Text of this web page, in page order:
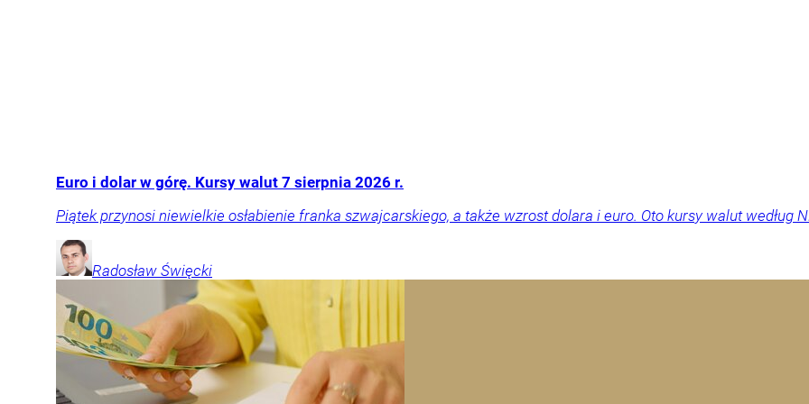
Euro i dolar w górę. Kursy walut 7 sierpnia 2026 r.
Piątek przynosi niewielkie osłabienie franka szwajcarskiego, a także wzrost dolara i euro. Oto kursy walut według
Radosław Święcki